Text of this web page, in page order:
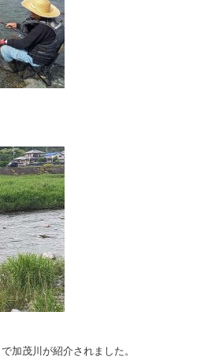
加茂川が紹介されました。